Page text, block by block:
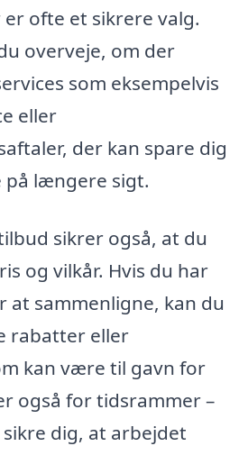
ofte et sikrere valg.
overveje, om der
som eksempelvis
eller
der kan spare dig
længere sigt.
sikrer også, at du
og vilkår. Hvis du har
at sammenligne, kan du
rabatter eller
kan være til gavn for
også for tidsrammer –
dig, at arbejdet